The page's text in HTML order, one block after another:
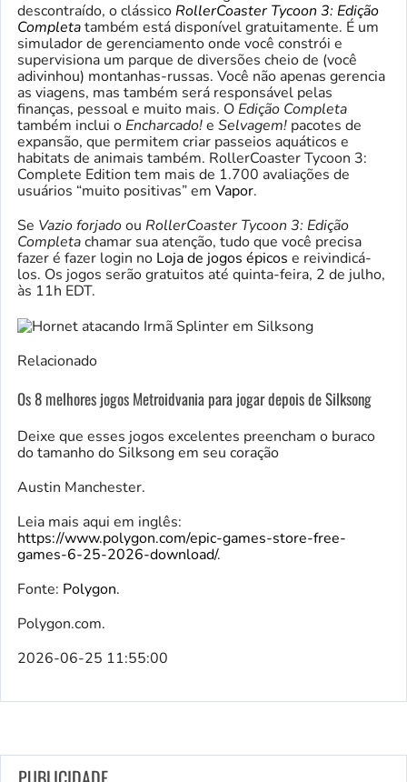
descontraído, o clássico RollerCoaster Tycoon 3: Edição
Completatambém está disponível gratuitamente. É um
simulador de gerenciamento onde você constrói e
supervisiona um parque de diversões cheio de (você
adivinhou) montanhas-russas. Você não apenas gerencia
as viagens, mas também será responsável pelas
finanças, pessoal e muito mais. O Edição Completa
também inclui o Encharcado!e Selvagem! pacotes de
expansão, que permitem criar passeios aquáticos e
habitats de animais também. RollerCoaster Tycoon 3:
Complete Edition tem mais de 1.700 avaliações de
usuários “muito positivas” em Vapor.
Se Vazio forjadoou RollerCoaster Tycoon 3: Edição
Completachamar sua atenção, tudo que você precisa
fazer é fazer login no Loja de jogos épicos e reivindicá-
los. Os jogos serão gratuitos até quinta-feira, 2 de julho,
às 11h EDT.
Relacionado
Os 8 melhores jogos Metroidvania para jogar depois de Silksong
Deixe que esses jogos excelentes preencham o buraco
do tamanho do Silksong em seu coração
Austin Manchester.
Leia mais aqui em inglês:
https://www.polygon.com/epic-games-store-free-
games-6-25-2026-download/.
Fonte: Polygon.
Polygon.com.
2026-06-25 11:55:00